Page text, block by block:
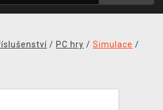
/ PC hry / Simulace /